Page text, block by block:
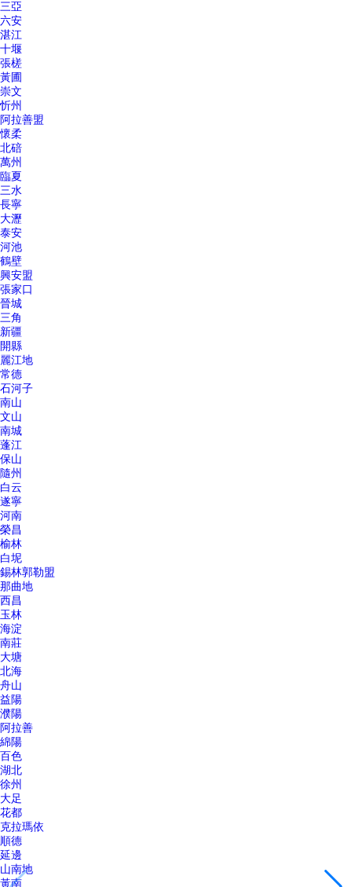
三亞
六安
湛江
十堰
張槎
黃圃
崇文
忻州
阿拉善盟
懷柔
北碚
萬州
臨夏
三水
長寧
大瀝
泰安
河池
鶴壁
興安盟
張家口
晉城
三角
新疆
開縣
麗江地
常德
石河子
南山
文山
南城
蓬江
保山
隨州
白云
遂寧
河南
榮昌
榆林
白坭
錫林郭勒盟
那曲地
西昌
玉林
海淀
南莊
大塘
北海
舟山
益陽
濮陽
阿拉善
綿陽
百色
湖北
徐州
大足
花都
克拉瑪依
順德
延邊
山南地
黃南